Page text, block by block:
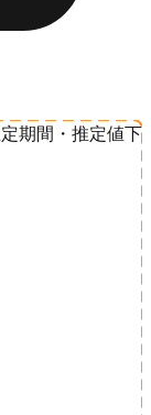
期間・推定値下